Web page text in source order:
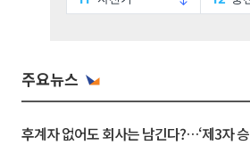
주요뉴스
후계자 없어도 회사는 남긴다?…‘제3자 승